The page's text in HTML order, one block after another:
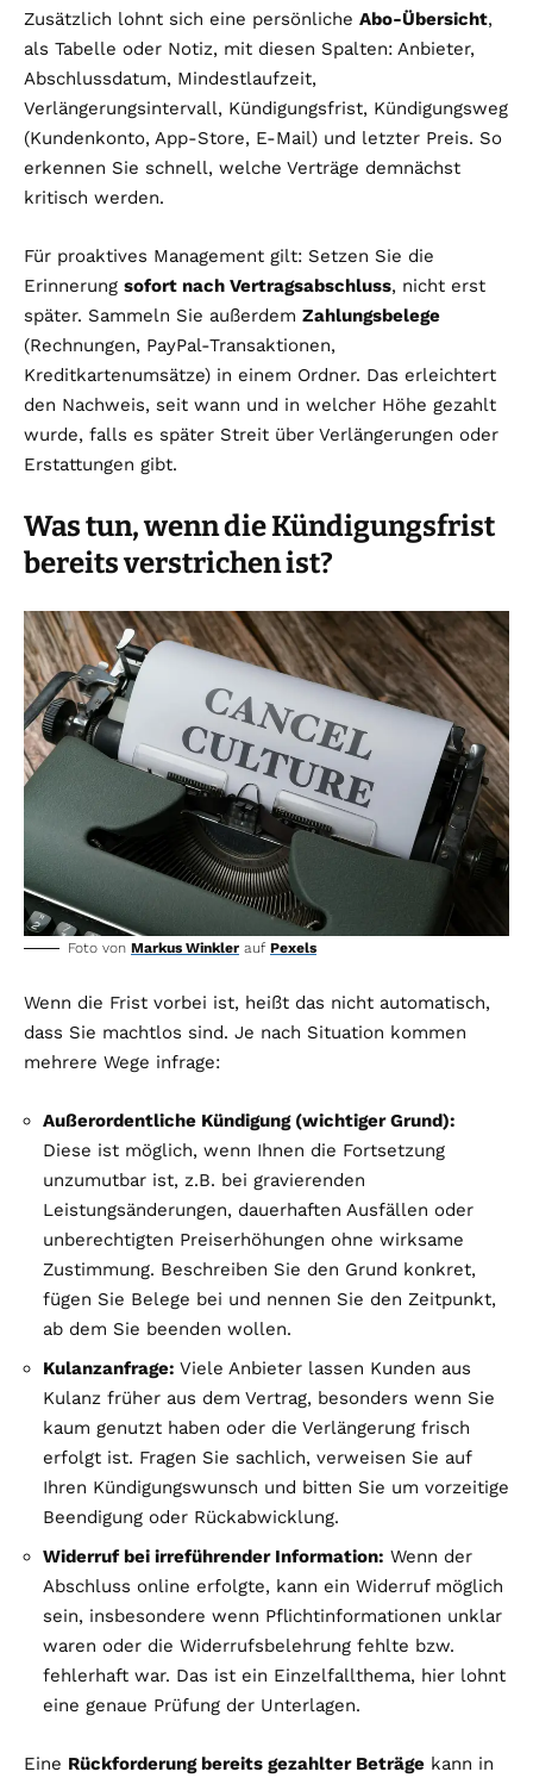
Zusätzlich lohnt sich eine persönliche Abo-Übersicht,
als Tabelle oder Notiz, mit diesen Spalten: Anbieter,
Abschlussdatum, Mindestlaufzeit,
Verlängerungsintervall, Kündigungsfrist, Kündigungsweg
(Kundenkonto, App-Store, E-Mail) und letzter Preis. So
erkennen Sie schnell, welche Verträge demnächst
kritisch werden.
Für proaktives Management gilt: Setzen Sie die
Erinnerung sofort nach Vertragsabschluss, nicht erst
später. Sammeln Sie außerdem Zahlungsbelege
(Rechnungen, PayPal-Transaktionen,
Kreditkartenumsätze) in einem Ordner. Das erleichtert
den Nachweis, seit wann und in welcher Höhe gezahlt
wurde, falls es später Streit über Verlängerungen oder
Erstattungen gibt.
Was tun, wenn die Kündigungsfrist
bereits verstrichen ist?
Foto von Markus Winkler auf Pexels
Wenn die Frist vorbei ist, heißt das nicht automatisch,
dass Sie machtlos sind. Je nach Situation kommen
mehrere Wege infrage:
Außerordentliche Kündigung (wichtiger Grund):
Diese ist möglich, wenn Ihnen die Fortsetzung
unzumutbar ist, z.B. bei gravierenden
Leistungsänderungen, dauerhaften Ausfällen oder
unberechtigten Preiserhöhungen ohne wirksame
Zustimmung. Beschreiben Sie den Grund konkret,
fügen Sie Belege bei und nennen Sie den Zeitpunkt,
ab dem Sie beenden wollen.
Kulanzanfrage: Viele Anbieter lassen Kunden aus
Kulanz früher aus dem Vertrag, besonders wenn Sie
kaum genutzt haben oder die Verlängerung frisch
erfolgt ist. Fragen Sie sachlich, verweisen Sie auf
Ihren Kündigungswunsch und bitten Sie um vorzeitige
Beendigung oder Rückabwicklung.
Widerruf bei irreführender Information: Wenn der
Abschluss online erfolgte, kann ein Widerruf möglich
sein, insbesondere wenn Pflichtinformationen unklar
waren oder die Widerrufsbelehrung fehlte bzw.
fehlerhaft war. Das ist ein Einzelfallthema, hier lohnt
eine genaue Prüfung der Unterlagen.
Eine Rückforderung bereits gezahlter Beträge kann in